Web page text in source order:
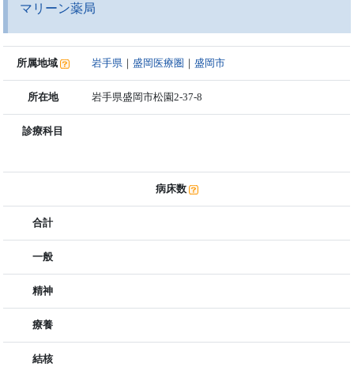
マリーン薬局
所属地域 岩手県 ｜盛岡医療圏 ｜盛岡市
所在地 岩手県盛岡市松園2-37-8
診療科目
病床数
合計
一般
精神
療養
結核